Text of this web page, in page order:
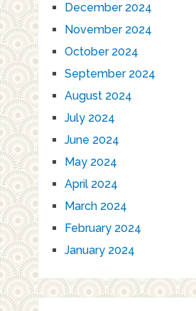
December 2024
November 2024
October 2024
September 2024
August 2024
July 2024
June 2024
May 2024
April 2024
March 2024
February 2024
January 2024